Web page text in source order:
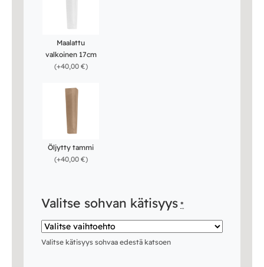
Maalattu
valkoinen 17cm
(+40,00 €)
Öljytty tammi
(+40,00 €)
Valitse sohvan kätisyys *
Valitse kätisyys sohvaa edestä katsoen